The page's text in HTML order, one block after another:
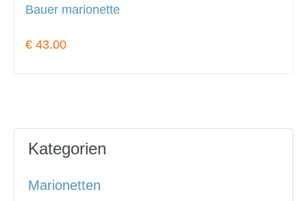
Bauer marionette
€ 43.00
Kategorien
Marionetten